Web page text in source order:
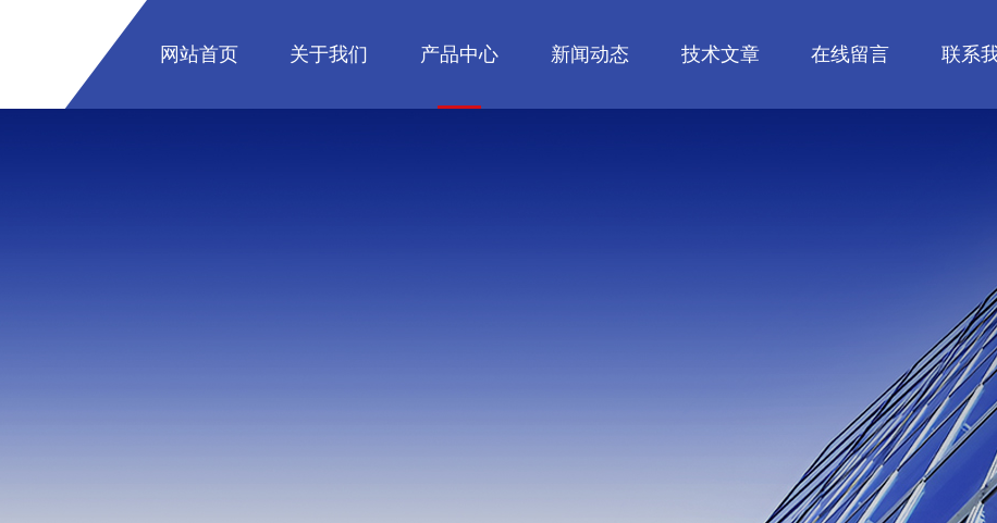
网站首页 关于我们 产品中心 新闻动态 技术文章 在线留言 联系